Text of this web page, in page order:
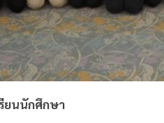
ยนนักศึกษา